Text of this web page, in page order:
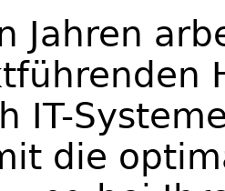
Jahren
IT-
die